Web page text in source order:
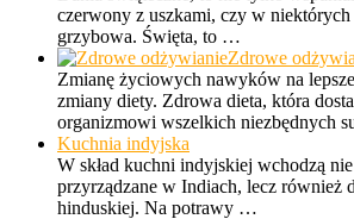
czerwony z uszkami, czy w niektórych
grzybowa. Święta, to …
Zdrowe
Zmianę życiowych nawyków na
zmiany diety. Zdrowa dieta, która
organizmowi wszelkich niezbędnych
Kuchnia indyjska
W skład kuchni indyjskiej wchodzą
przyrządzane w Indiach, lecz również
hinduskiej. Na potrawy …